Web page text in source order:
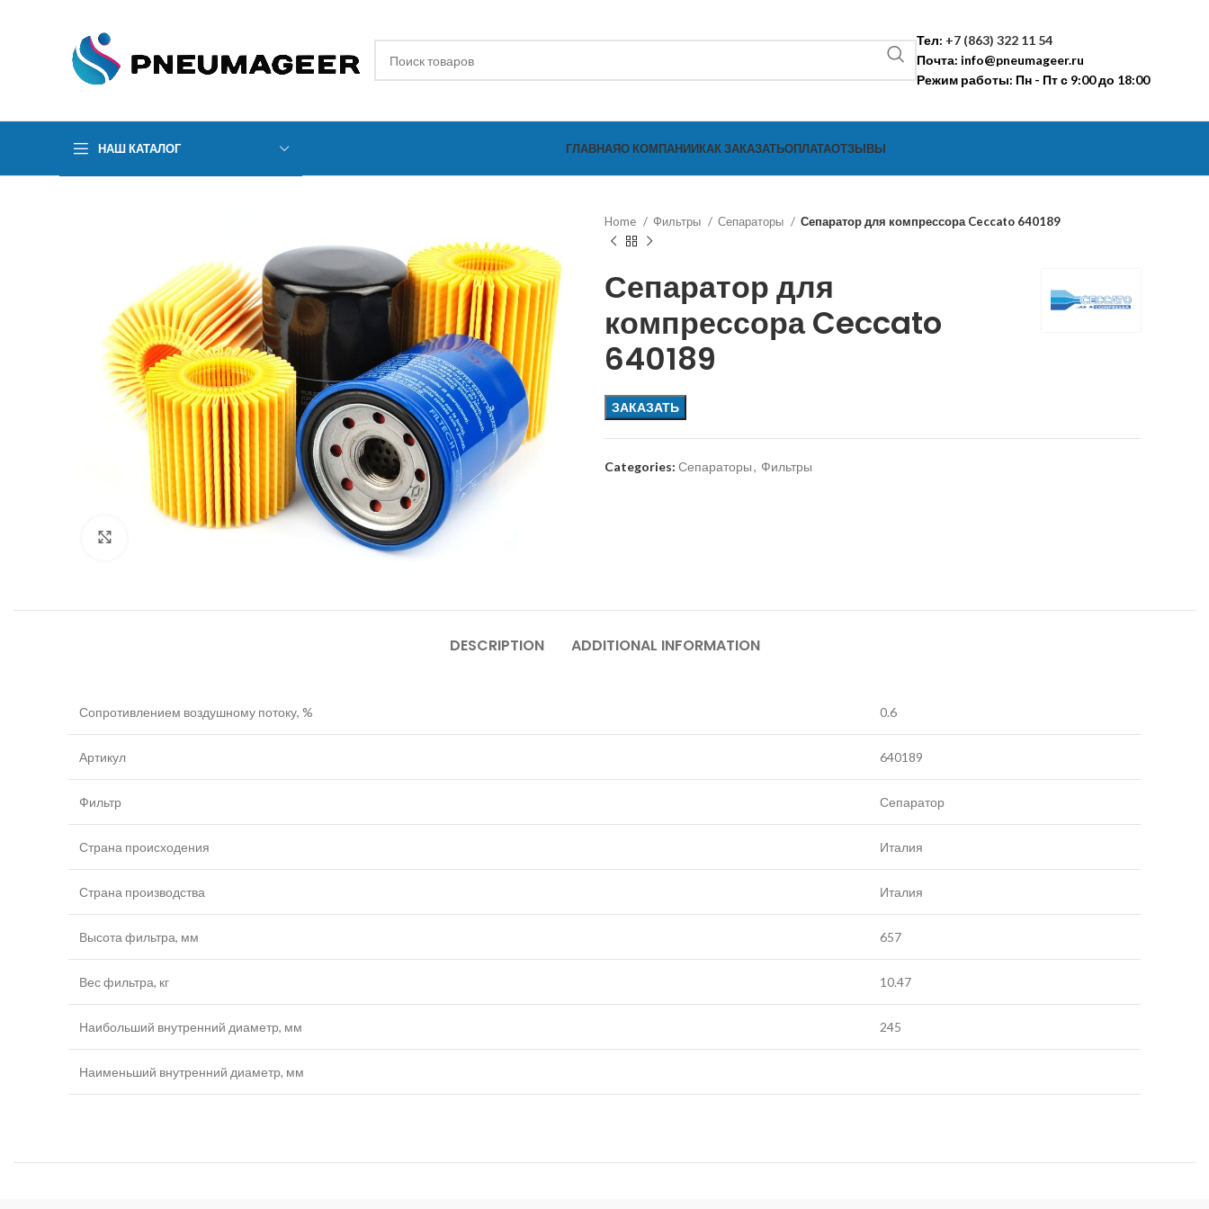
Тел: +7 (863) 322 11 54
Почта: info@pneumageer.ru
Режим работы: Пн - Пт с 9:00 до 18:00
НАШ КАТАЛОГ ГЛАВНАЯО КОМПАНИИКАК ЗАКАЗАТЬОПЛАТАОТЗЫВЫ
Home Фильтры Сепараторы Сепаратор для компрессора Ceccato 640189
Сепаратор для
компрессора Ceccato
640189
ЗАКАЗАТЬ
Categories: Сепараторы, Фильтры
DESCRIPTION ADDITIONAL INFORMATION
Сопротивлением воздушному потоку, % 0.6
Артикул 640189
Фильтр Сепаратор
Страна происходения Италия
Страна производства Италия
Высота фильтра, мм 657
Вес фильтра, кг 10.47
Наибольший внутренний диаметр, мм 245
Наименьший внутренний диаметр, мм